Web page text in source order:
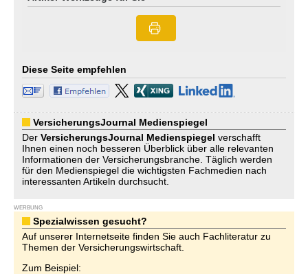
Diese Seite empfehlen
VersicherungsJournal Medienspiegel
Der VersicherungsJournal Medienspiegel verschafft
Ihnen einen noch besseren Überblick über alle relevanten
Informationen der Versicherungsbranche. Täglich werden
für den Medienspiegel die wichtigsten Fachmedien nach
interessanten Artikeln durchsucht.
WERBUNG
Spezialwissen gesucht?
Auf unserer Internetseite finden Sie auch Fachliteratur zu
Themen der Versicherungswirtschaft.
Zum Beispiel: